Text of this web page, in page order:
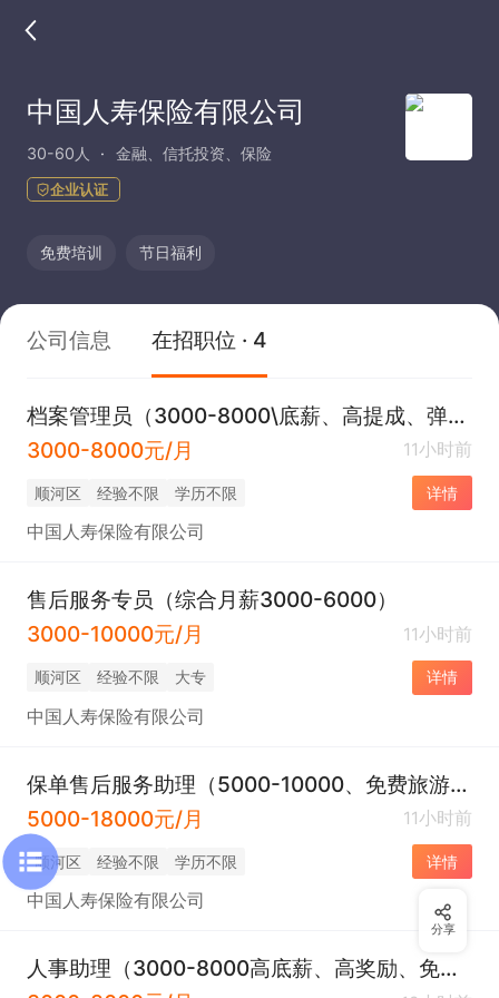
中国人寿保险有限公司
30-60人 金融、信托投资、保险
企业认证
免费培训 节日福利
公司信息 在招职位 · 4
档案管理员（3000-8000\底薪、高提成、弹性工作时间）
3000-8000元/月
11小时前
顺河区 经验不限 学历不限 详情
中国人寿保险有限公司
售后服务专员（综合月薪3000-6000）
3000-10000元/月
11小时前
顺河区 经验不限 大专 详情
中国人寿保险有限公司
保单售后服务助理（5000-10000、免费旅游，时间自由）
5000-18000元/月
11小时前
顺河区 经验不限 学历不限 详情
中国人寿保险有限公司
人事助理（3000-8000高底薪、高奖励、免费旅游、工作时间短、妈妈优先）
分享